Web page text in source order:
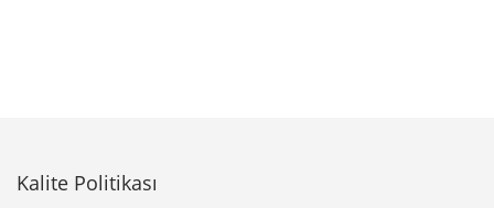
Kalite Politikası